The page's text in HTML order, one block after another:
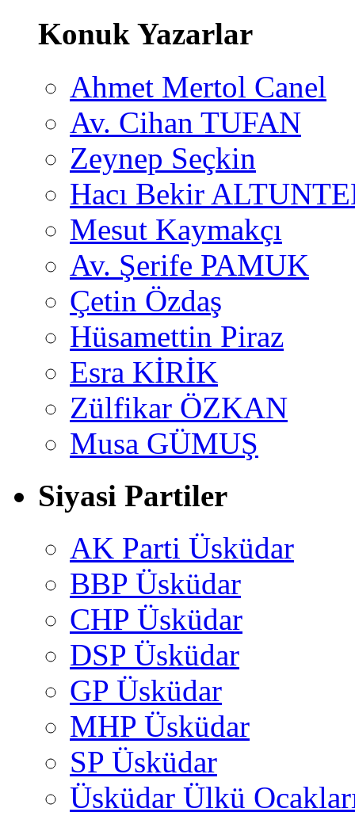
Konuk Yazarlar
Ahmet Mertol Canel
Av. Cihan TUFAN
Zeynep Seçkin
Hacı Bekir
Mesut Kaymakçı
Av. Şerife PAMUK
Çetin Özdaş
Hüsamettin Piraz
Esra KİRİK
Zülfikar ÖZKAN
Musa GÜMUŞ
Siyasi Partiler
AK Parti Üsküdar
BBP Üsküdar
CHP Üsküdar
DSP Üsküdar
GP Üsküdar
MHP Üsküdar
SP Üsküdar
Üsküdar Ülkü